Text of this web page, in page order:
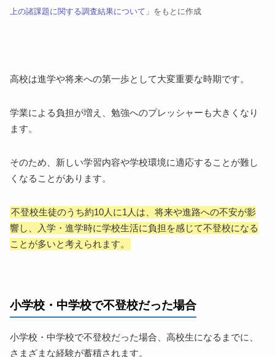
上の諸課題に関する調査結果について」 をもとに作成
高校は進学や将来への第一歩として大変重要な時期です。
学業による負担が増え、勉強へのプレッシャーも大きくなり
ます。
そのため、新しい学習内容や学校環境に適応することが難し
くなることがあります。
不登校生徒のうち約10人に1人は、将来や進路への不安が影
響し、入学・進学時に学校生活に負担を感じて不登校になる
ことが多いと考えられます。
小学校・中学校で不登校だった場合
小学校・中学校で不登校だった場合、高校生になるまでに、
さまざまな経験が蓄積されます。